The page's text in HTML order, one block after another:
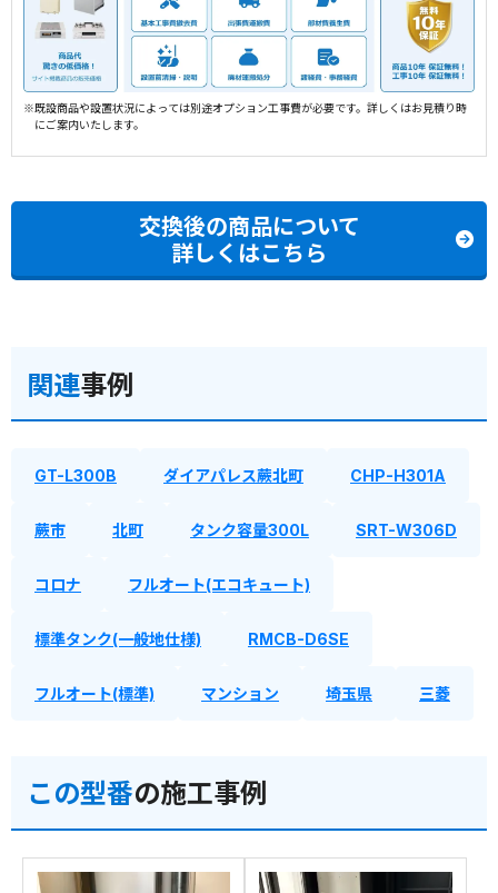
※既設商品や設置状況によっては別途オプション工事費が必要です。詳しくはお見積り時
にご案内いたします。
交換後の商品について
詳しくはこちら
関連事例
GT-L300B ダイアパレス蕨北町 CHP-H301A
蕨市 北町 タンク容量300L SRT-W306D
コロナ フルオート(エコキュート)
標準タンク(一般地仕様) RMCB-D6SE
フルオート(標準) マンション 埼玉県 三菱
この型番の施工事例